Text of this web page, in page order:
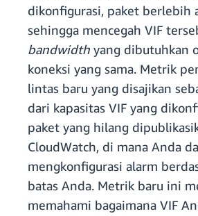
dikonfigurasi, paket berlebih
sehingga mencegah VIF
bandwidth yang dibutuhkan
koneksi yang sama. Metrik
lintas baru yang disajikan
dari kapasitas VIF yang
paket yang hilang
CloudWatch, di mana Anda
mengkonfigurasi alarm
batas Anda. Metrik baru ini
memahami bagaimana VIF